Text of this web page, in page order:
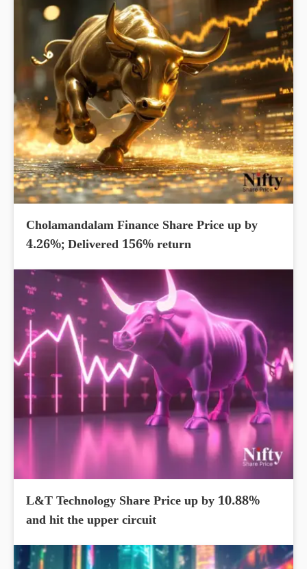
Cholamandalam Finance Share Price up by
4.26%; Delivered 156% return
L&T Technology Share Price up by 10.88%
and hit the upper circuit